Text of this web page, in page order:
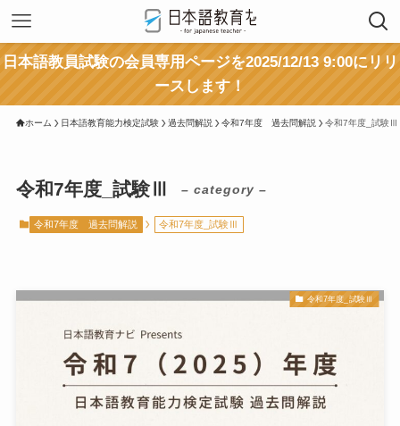
日本語教員試験の会員専用ページを2025/12/13 9:00にリリ
ースします！
ホーム 日本語教育能力検定試験 過去問解説 令和7年度 過去問解説 令和7年度_試験Ⅲ
令和7年度_試験Ⅲ – category –
令和7年度 過去問解説 令和7年度_試験Ⅲ
令和7年度_試験Ⅲ